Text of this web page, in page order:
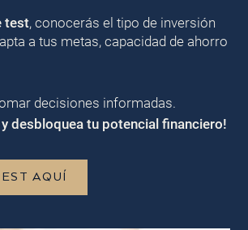
test, conocerás el tipo de inversión
a tus metas, capacidad de ahorro
decisiones informadas.
y desbloquea tu potencial financiero!
AQUÍ